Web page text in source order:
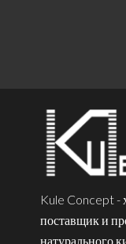
Kule Concept -
поставщик и
натурального